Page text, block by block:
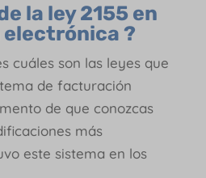
la ley 2155 en
?
cuáles son las leyes que
de facturación
de que conozcas
más
este sistema en los